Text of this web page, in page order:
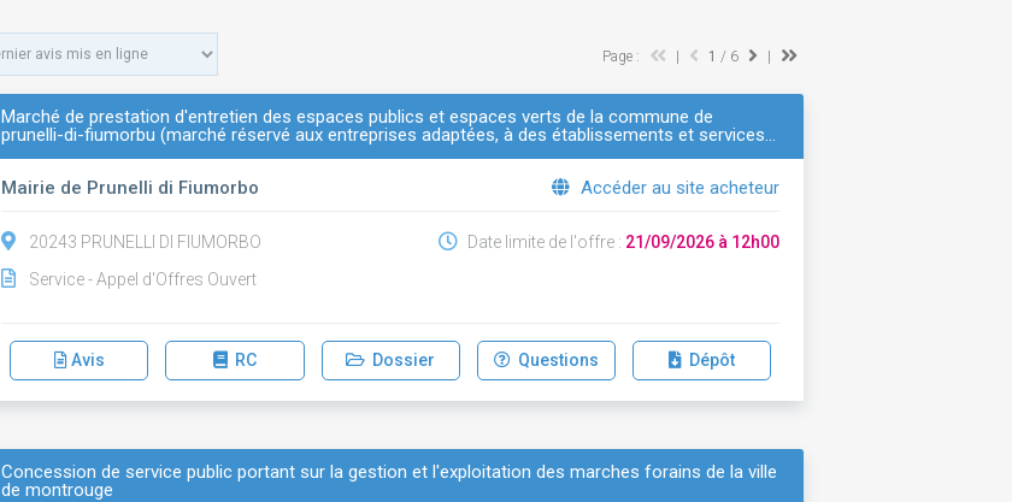
Page : 1 / 6
Marché de prestation d'entretien des espaces publics et espaces verts de la commune de
prunelli-di-fiumorbu (marché réservé aux entreprises adaptées, à des établissements et services…
Mairie de Prunelli di Fiumorbo Accéder au site acheteur
20243 PRUNELLI DI FIUMORBO
Service - Appel d'Offres Ouvert
Date limite de l'offre : 21/09/2026 à 12h00
Avis RC Dossier Questions Dépôt
Concession de service public portant sur la gestion et l'exploitation des marches forains de la ville
de montrouge